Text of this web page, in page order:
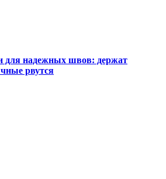
для надежных швов: держат
рвутся